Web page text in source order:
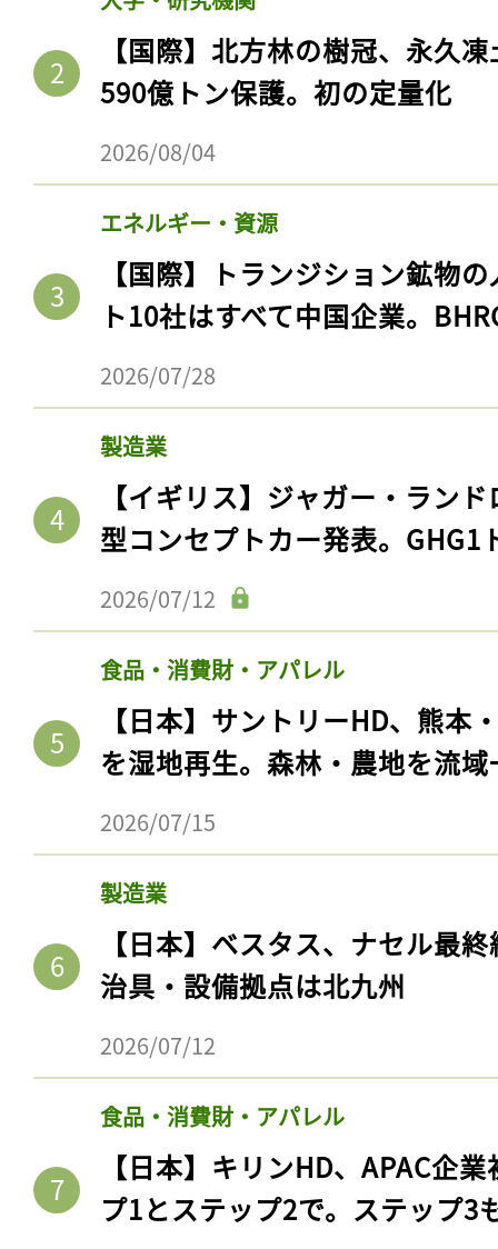
【国際】北方林の樹冠、永久
590億トン保護。初の定量化
2026/08/04
エネルギー・資源
【国際】トランジション鉱物
ト10社はすべて中国企業。
2026/07/28
製造業
【イギリス】ジャガー・ラン
型コンセプトカー発表。GHG1
2026/07/12
食品・消費財・アパレル
【日本】サントリーHD、熊本
を湿地再生。森林・農地を流
2026/07/15
製造業
【日本】ベスタス、ナセル最
治具・設備拠点は北九州
2026/07/12
食品・消費財・アパレル
【日本】キリンHD、APAC企
プ1とステップ2で。ステップ3